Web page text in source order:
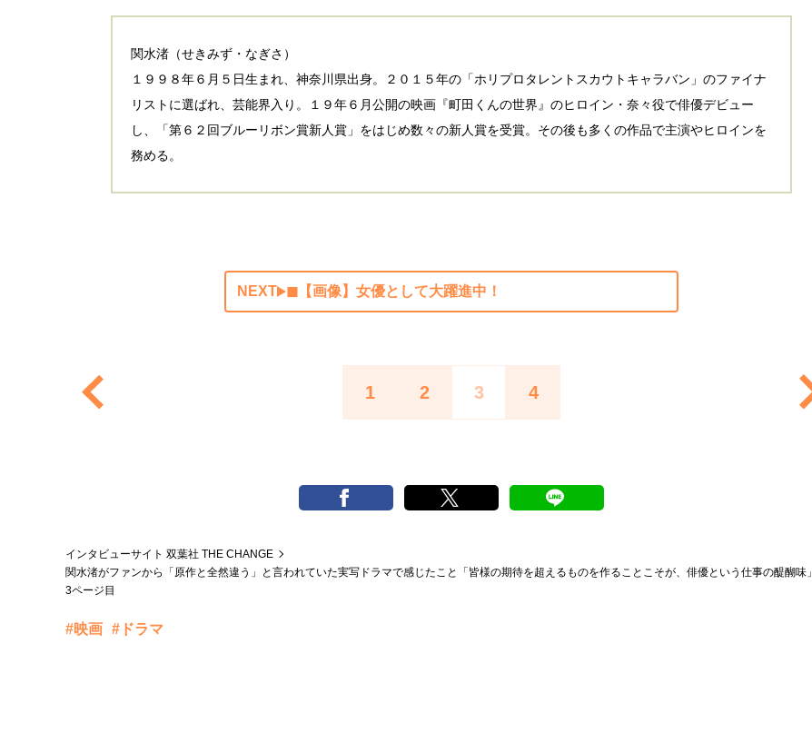
関水渚（せきみず・なぎさ）
１９９８年６月５日生まれ、神奈川県出身。２０１５年の「ホリプロタレントスカウトキャラバン」のファイナ
リストに選ばれ、芸能界入り。１９年６月公開の映画『町田くんの世界』のヒロイン・奈々役で俳優デビュー
し、「第６２回ブルーリボン賞新人賞」をはじめ数々の新人賞を受賞。その後も多くの作品で主演やヒロインを
務める。
NEXT ◼︎【画像】女優として大躍進中！
1 2 3 4
インタビューサイト 双葉社 THE CHANGE
関水渚がファンから「原作と全然違う」と言われていた実写ドラマで感じたこと「皆様の期待を超えるものを作ることこそが、俳優という仕事の醍醐味」
3ページ目
#映画 #ドラマ